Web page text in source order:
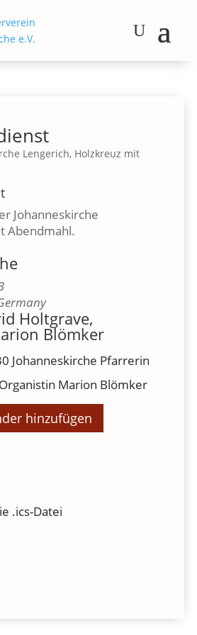
Johanneskirche
Abendmahl.
Holtgrave,
Blömker
Johanneskirche Pfarrerin
Marion Blömker
hinzufügen
.ics-Datei